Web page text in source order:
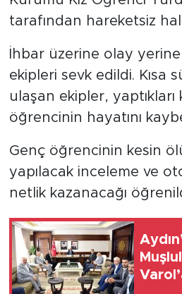
tarafından hareketsiz
İhbar üzerine olay yerine
ekipleri sevk edildi. Kısa
ulaşan ekipler,
öğrencinin hayatını
Genç öğrencinin kesin
yapılacak inceleme ve
netlik kazanacağı